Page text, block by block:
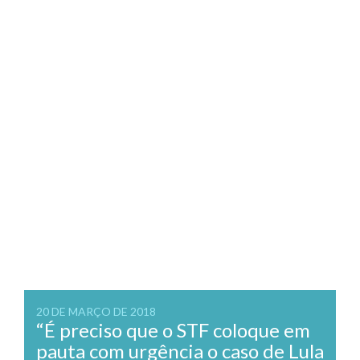
20 DE MARÇO DE 2018
“É preciso que o STF coloque em
pauta com urgência o caso de Lula